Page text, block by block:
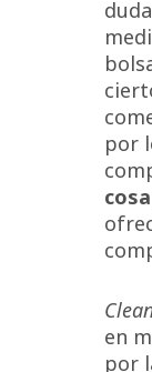
por
cosa
en
por